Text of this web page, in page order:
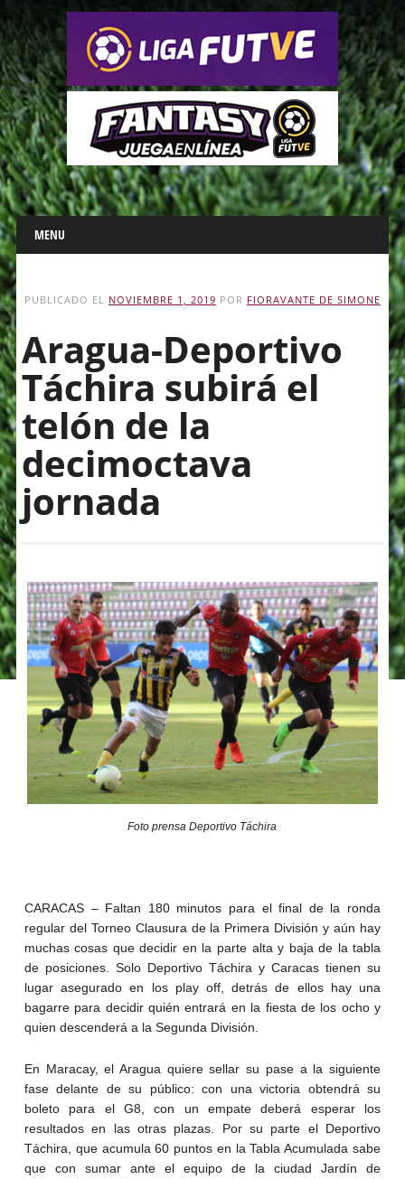
Main menu
Skip
to
content
MENU
PUBLICADO EL NOVIEMBRE 1, 2019 POR FIORAVANTE DE SIMONE
Aragua-Deportivo
Táchira subirá el
telón de la
decimoctava
jornada
Foto prensa Deportivo Táchira
CARACAS – Faltan 180 minutos para el final de la ronda
regular del Torneo Clausura de la Primera División y aún hay
muchas cosas que decidir en la parte alta y baja de la tabla
de posiciones. Solo Deportivo Táchira y Caracas tienen su
lugar asegurado en los play off, detrás de ellos hay una
bagarre para decidir quién entrará en la fiesta de los ocho y
quien descenderá a la Segunda División.
En Maracay, el Aragua quiere sellar su pase a la siguiente
fase delante de su público: con una victoria obtendrá su
boleto para el G8, con un empate deberá esperar los
resultados en las otras plazas. Por su parte el Deportivo
Táchira, que acumula 60 puntos en la Tabla Acumulada sabe
que con sumar ante el equipo de la ciudad Jardín de